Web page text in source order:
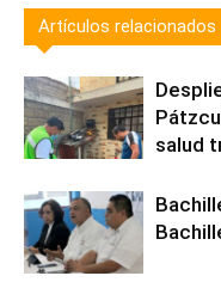
Artículos relacionados
salud